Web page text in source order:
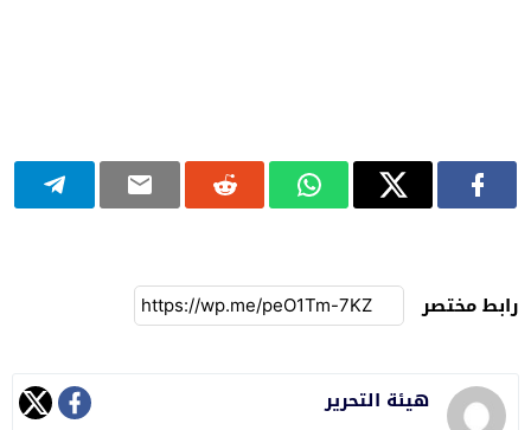
رابط مختصر
هيئة التحرير